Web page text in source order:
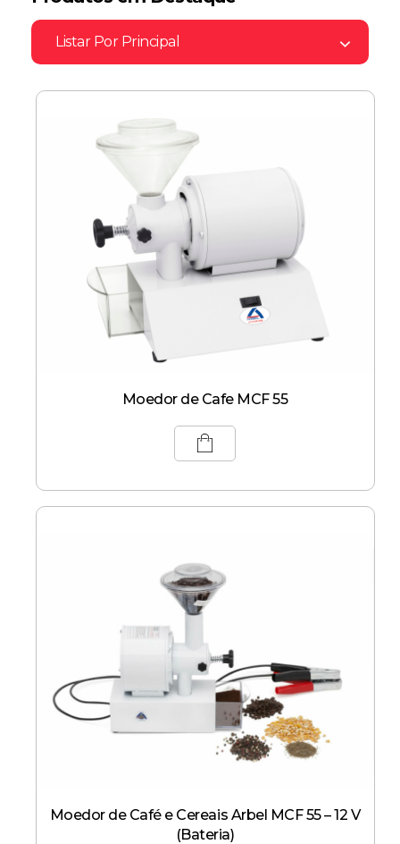
Listar Por Principal
Moedor de Cafe MCF 55
Moedor de Café e Cereais Arbel MCF 55 – 12 V
(Bateria)